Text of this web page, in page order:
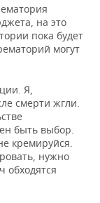
на это
пока будет
могут
Я,
смерти жгли.
быть выбор.
кремируйся.
нужно
обходятся